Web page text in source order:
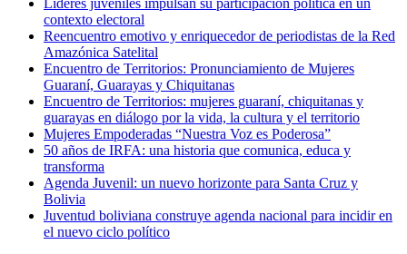
Líderes juveniles impulsan su participación política en un
contexto electoral
Reencuentro emotivo y enriquecedor de periodistas de la Red
Amazónica Satelital
Encuentro de Territorios: Pronunciamiento de Mujeres
Guaraní, Guarayas y Chiquitanas
Encuentro de Territorios: mujeres guaraní, chiquitanas y
guarayas en diálogo por la vida, la cultura y el territorio
Mujeres Empoderadas “Nuestra Voz es Poderosa”
50 años de IRFA: una historia que comunica, educa y
transforma
Agenda Juvenil: un nuevo horizonte para Santa Cruz y
Bolivia
Juventud boliviana construye agenda nacional para incidir en
el nuevo ciclo político